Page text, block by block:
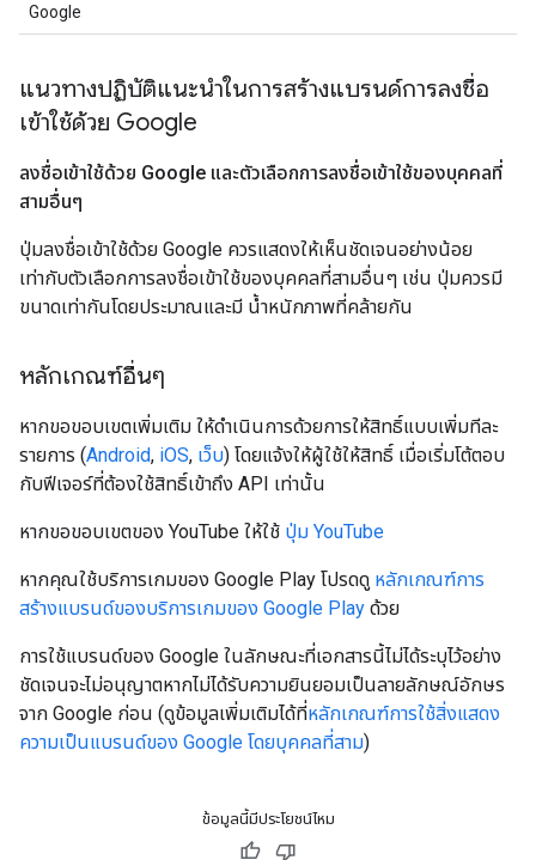
Google
แนวทางปฏิบัติแนะนำในการสร้างแบรนด์การลงชื่อ
เข้าใช้ด้วย Google
ลงชื่อเข้าใช้ด้วย Google และตัวเลือกการลงชื่อเข้าใช้ของบุคคลที่
สามอื่นๆ
ปุ่มลงชื่อเข้าใช้ด้วย Google ควรแสดงให้เห็นชัดเจนอย่างน้อย
เท่ากับตัวเลือกการลงชื่อเข้าใช้ของบุคคลที่สามอื่นๆ เช่น ปุ่มควรมี
ขนาดเท่ากันโดยประมาณและมี น้ำหนักภาพที่คล้ายกัน
หลักเกณฑ์อื่นๆ
หากขอขอบเขตเพิ่มเติม ให้ดำเนินการด้วยการให้สิทธิ์แบบเพิ่มทีละ
รายการ (Android, iOS, เว็บ) โดยแจ้งให้ผู้ใช้ให้สิทธิ์ เมื่อเริ่มโต้ตอบ
กับฟีเจอร์ที่ต้องใช้สิทธิ์เข้าถึง API เท่านั้น
หากขอขอบเขตของ YouTube ให้ใช้ ปุ่ม YouTube
หากคุณใช้บริการเกมของ Google Play โปรดดู หลักเกณฑ์การ
สร้างแบรนด์ของบริการเกมของ Google Play ด้วย
การใช้แบรนด์ของ Google ในลักษณะที่เอกสารนี้ไม่ได้ระบุไว้อย่าง
ชัดเจนจะไม่อนุญาตหากไม่ได้รับความยินยอมเป็นลายลักษณ์อักษร
จาก Google ก่อน (ดูข้อมูลเพิ่มเติมได้ที่หลักเกณฑ์การใช้สิ่งแสดง
ความเป็นแบรนด์ของ Google โดยบุคคลที่สาม)
ข้อมูลนี้มีประโยชน์ไหม